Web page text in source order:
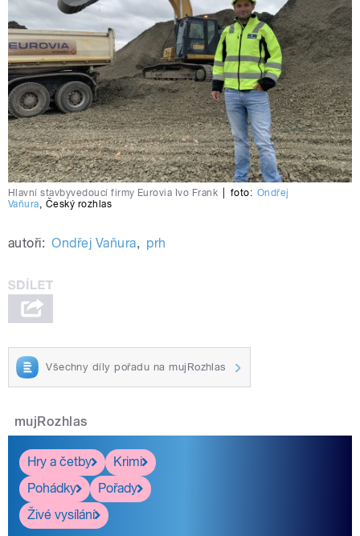
Hlavní stavbyvedoucí firmy Eurovia Ivo Frank foto: Ondřej
Vaňura, Český rozhlas
autoři: Ondřej Vaňura, prh
Všechny díly pořadu na mujRozhlas
mujRozhlas
Hry a četby
Krimi
Pohádky
Pořady
Živé vysílání